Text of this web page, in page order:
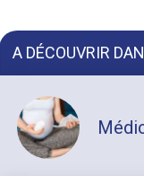
A DÉCOUVRIR